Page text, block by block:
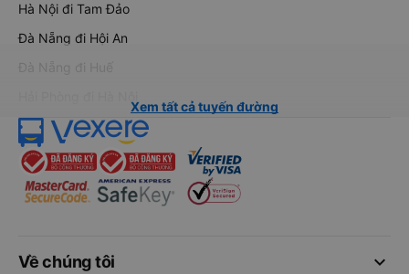
Hà Nội đi Tam Đảo
Đà Nẵng đi Hội An
Đà Nẵng đi Huế
Xem tất cả tuyến đường
keyboard_arrow_down
Về chúng tôi